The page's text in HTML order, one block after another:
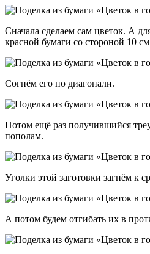
Сначала сделаем сам цветок. А
красной бумаги со стороной 10
Согнём его по диагонали.
Потом ещё раз получившийся
пополам.
Уголки этой заготовки загнём к
А потом будем отгибать их в